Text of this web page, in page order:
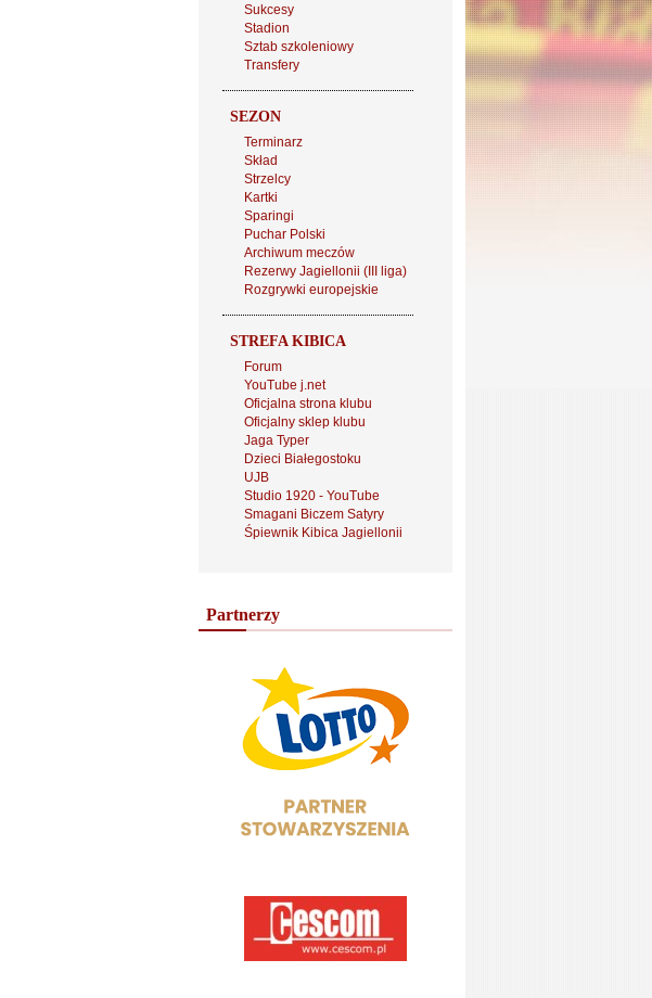
Sukcesy
Stadion
Sztab szkoleniowy
Transfery
SEZON
Terminarz
Skład
Strzelcy
Kartki
Sparingi
Puchar Polski
Archiwum meczów
Rezerwy Jagiellonii (III liga)
Rozgrywki europejskie
STREFA KIBICA
Forum
YouTube j.net
Oficjalna strona klubu
Oficjalny sklep klubu
Jaga Typer
Dzieci Białegostoku
UJB
Studio 1920 - YouTube
Smagani Biczem Satyry
Śpiewnik Kibica Jagiellonii
Partnerzy